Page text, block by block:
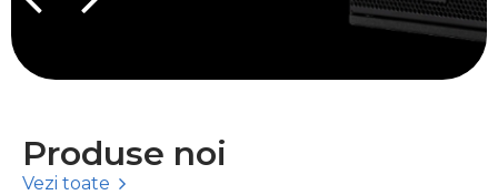
Produse noi
Vezi toate